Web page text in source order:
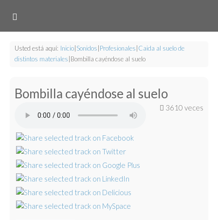
Usted está aquí: Inicio Sonidos Profesionales Caida al suelo de
distintos materiales Bombilla cayéndose al suelo
Bombilla cayéndose al suelo
3610 veces